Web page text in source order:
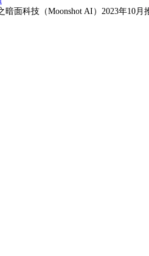
暗面科技（Moonshot AI）2023年10